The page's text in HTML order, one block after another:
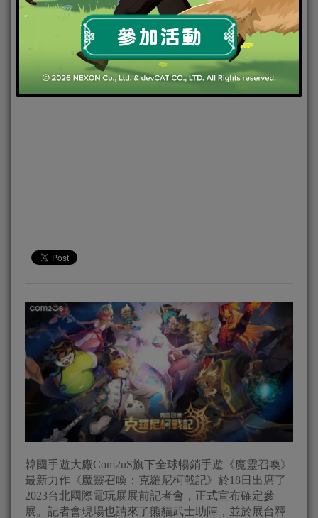
韓國手遊大廠Com2uS旗下全球暢銷手遊《魔靈召喚》
最新力作《魔靈召喚：克羅尼柯戰記》於18日出席了
2023台北國際電玩展展前記者會，正式宣布確定參
展。記者會現場也請來了熊貓武士助陣，並於展台釋